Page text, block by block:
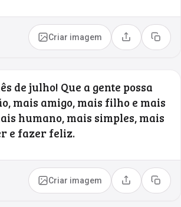
Criar imagem Compartilhar
Copiar
de julho! Que a gente possa
mais amigo, mais filho e mais
humano, mais simples, mais
e fazer feliz.
Criar imagem Compartilhar
Copiar